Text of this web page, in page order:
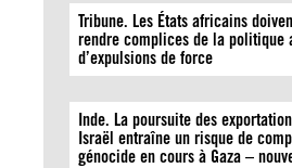
Tribune. Les États africains
rendre complices de la politique
d’expulsions de force
Inde. La poursuite des
Israël entraîne un risque de
génocide en cours à Gaza –